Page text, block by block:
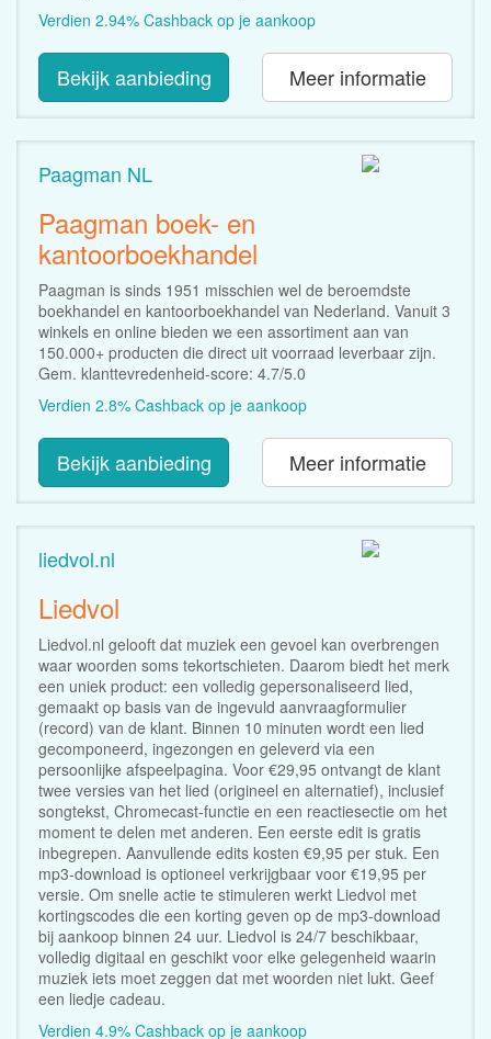
Verdien 2.94% Cashback op je aankoop
Bekijk aanbieding Meer informatie
Paagman NL
Paagman boek- en
kantoorboekhandel
Paagman is sinds 1951 misschien wel de beroemdste
boekhandel en kantoorboekhandel van Nederland. Vanuit 3
winkels en online bieden we een assortiment aan van
150.000+ producten die direct uit voorraad leverbaar zijn.
Gem. klanttevredenheid-score: 4.7/5.0
Verdien 2.8% Cashback op je aankoop
Bekijk aanbieding Meer informatie
liedvol.nl
Liedvol
Liedvol.nl gelooft dat muziek een gevoel kan overbrengen
waar woorden soms tekortschieten. Daarom biedt het merk
een uniek product: een volledig gepersonaliseerd lied,
gemaakt op basis van de ingevuld aanvraagformulier
(record) van de klant. Binnen 10 minuten wordt een lied
gecomponeerd, ingezongen en geleverd via een
persoonlijke afspeelpagina. Voor €29,95 ontvangt de klant
twee versies van het lied (origineel en alternatief), inclusief
songtekst, Chromecast-functie en een reactiesectie om het
moment te delen met anderen. Een eerste edit is gratis
inbegrepen. Aanvullende edits kosten €9,95 per stuk. Een
mp3-download is optioneel verkrijgbaar voor €19,95 per
versie. Om snelle actie te stimuleren werkt Liedvol met
kortingscodes die een korting geven op de mp3-download
bij aankoop binnen 24 uur. Liedvol is 24/7 beschikbaar,
volledig digitaal en geschikt voor elke gelegenheid waarin
muziek iets moet zeggen dat met woorden niet lukt. Geef
een liedje cadeau.
Verdien 4.9% Cashback op je aankoop